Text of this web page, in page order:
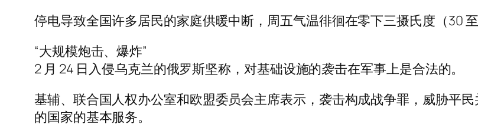
停电导致全国许多居民的家庭供暖中断，周五气温徘徊在零下三摄氏度（30 至
“大规模炮击、爆炸”
2 月 24 日入侵乌克兰的俄罗斯坚称，对基础设施的袭击在军事上是合法的。
基辅、联合国人权办公室和欧盟委员会主席表示，袭击构成战争罪，威胁平
的国家的基本服务。